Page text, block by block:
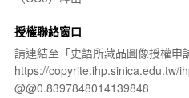
授權聯絡窗口
請連結至「史語所藏品圖像授權申
https://copyrite.ihp.sinica.edu.tw/
@@0.8397848014139848